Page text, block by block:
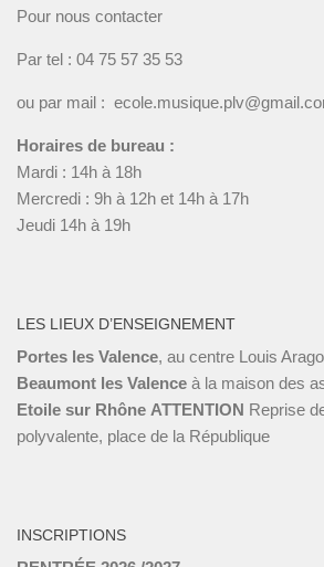
Pour nous contacter
Par tel : 04 75 57 35 53
ou par mail :
Horaires de bureau :
Mardi : 14h à 18h
Mercredi : 9h à 12h et 14h à 17h
Jeudi 14h à 19h
LES LIEUX D’ENSEIGNEMENT
Portes les Valence, au centre Louis
Beaumont les Valence à la maison des
Etoile sur Rhône ATTENTION Reprise
polyvalente, place de la République
INSCRIPTIONS